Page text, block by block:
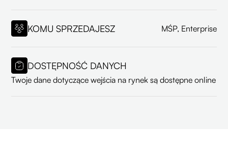
KOMU SPRZEDAJESZ MŚP, Enterprise
DOSTĘPNOŚĆ DANYCH
Twoje dane dotyczące wejścia na rynek są dostępne online